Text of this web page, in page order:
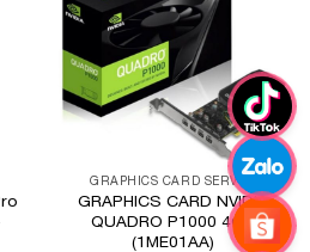
GRAPHICS CARD SERVER
GRAPHICS CARD NVIDIA
QUADRO P1000 4GB
(1ME01AA)